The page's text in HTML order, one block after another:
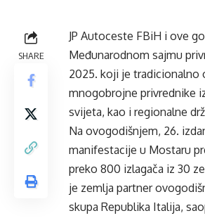
SHARE
JP Autoceste FBiH i ove
Međunarodnom sajmu
2025. koji je tradicionalno
mnogobrojne privrednike
svijeta, kao i regionalne
Na ovogodišnjem, 26.
manifestacije u Mostaru
preko 800 izlagača iz 30
je zemlja partner
skupa Republika Italija,